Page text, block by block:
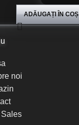
ADĂUGAȚI ÎN COȘ
noi
Sales